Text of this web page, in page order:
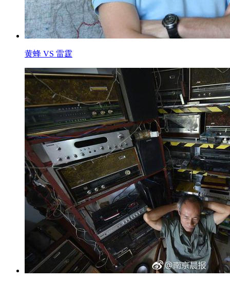
黄蜂 VS 雷霆